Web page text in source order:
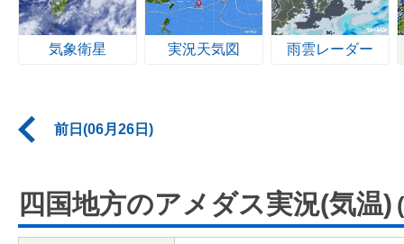
気象衛星 実況天気図 雨雲レーダー
前日(06月26日)
四国地方のアメダス実況(気温)